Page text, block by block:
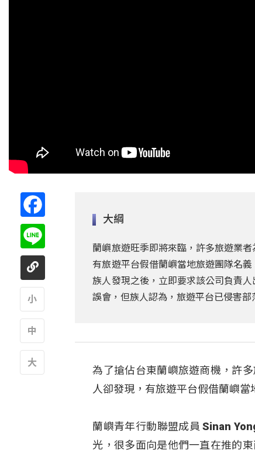
大綱
蘭嶼旅遊旺季即將來臨，許多旅遊業
有旅遊平台假借蘭嶼當地旅遊團隊名
族人發現之後，立即要求該公司負責
誤會，但族人認為，旅遊平台已侵害
為了搶佔台東蘭嶼旅遊商機，許
人卻發現，有旅遊平台假借蘭嶼
蘭嶼青年行動聯盟成員 Sinan
光，很多面向是他們一直在推的